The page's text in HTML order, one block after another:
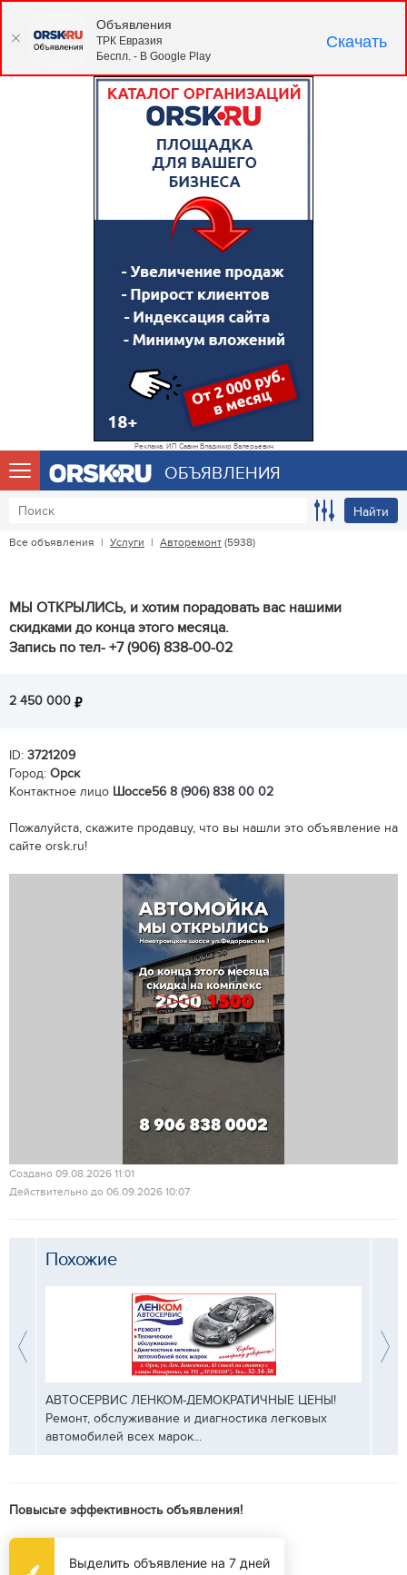
Реклама. ИП Савин Владимир Валерьевич
ОБЪЯВЛЕНИЯ
Найти
Все объявления | Услуги | Авторемонт (5938)
МЫ ОТКРЫЛИСЬ, и хотим порадовать вас нашими
скидками до конца этого месяца.
Запись по тел- +7 (906) 838-00-02
2 450 000
ID: 3721209
Город: Орск
Контактное лицо Шоссе56 8 (906) 838 00 02
Пожалуйста, скажите продавцу, что вы нашли это объявление на
сайте orsk.ru!
Создано 09.08.2026 11:01
Действительно до 06.09.2026 10:07
Похожие
АВТОСЕРВИС ЛЕНКОМ-ДЕМОКРАТИЧНЫЕ ЦЕНЫ!
Ремонт, обслуживание и диагностика легковых
автомобилей всех марок...
Повысьте эффективность объявления!
Выделить объявление на 7 дней
Объявления
ТРК Евразия
Беспл. - В Google Play
Скачать